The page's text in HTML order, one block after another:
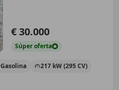
€ 30.000
Súperoferta
Gasolina 217 kW (295 CV)